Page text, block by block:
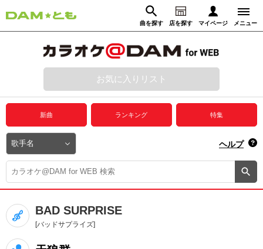
曲を探す 店を探す マイページ メニュー
動画からさがす 録音からさがす
ログイン
プレミアムサービス
DAM★とも動画
DAM★とも録音
カラオケ＠DAM
ユーザー検索
お気に入りリスト
新曲 ランキング 特集
ヘルプ
BAD SURPRISE
[バッドサプライズ]